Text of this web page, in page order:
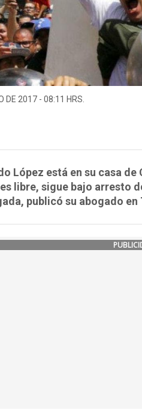
DE 2017 - 08:11 HRS.
López está en su casa de
libre, sigue bajo arresto
publicó su abogado en